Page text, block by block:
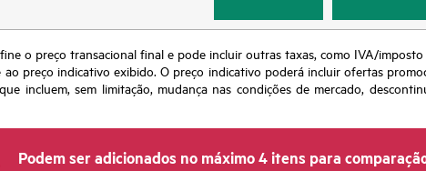
o preço transacional final e pode incluir outras taxas, como IVA/
preço indicativo exibido. O preço indicativo poderá incluir ofertas
incluem, sem limitação, mudança nas condições de mercado,
Podem ser adicionados no máximo 4 itens para